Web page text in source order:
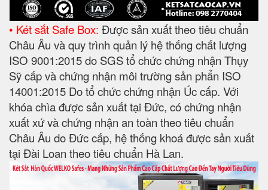
• Két sắt Safe Box: Được sản xuất theo tiêu chuẩn
Châu Âu và quy trình quản lý hệ thống chất lượng
ISO 9001:2015 do SGS tổ chức chứng nhận Thụy
Sỹ cấp và chứng nhận môi trường sản phẩn ISO
14001:2015 Do tổ chức chứng nhận Úc cấp. Với
khóa chìa được sản xuất tại Đức, có chứng nhận
xuất xứ và chứng nhận an toàn theo tiêu chuẩn
Châu Âu do Đức cấp, hệ thống khoá được sản xuất
tại Đài Loan theo tiêu chuẩn Hà Lan.